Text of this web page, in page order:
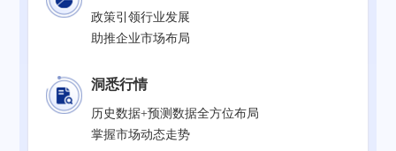
政策引领行业发展
助推企业市场布局
洞悉行情
历史数据+预测数据全方位布局
掌握市场动态走势